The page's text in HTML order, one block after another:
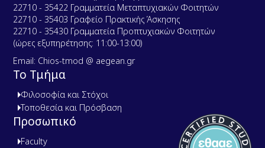
22710 - 35422 Γραμματεία Μεταπτυχιακών Φοιτητών
22710 - 35403 Γραφείο Πρακτικής Άσκησης
22710 - 35430 Γραμματεία Προπτυχιακών Φοιτητών
(ώρες εξυπηρέτησης: 11:00-13:00)
Email: Chios-tmod @ aegean.gr
Το Τμήμα
Φιλοσοφία και Στόχοι
Τοποθεσία και Πρόσβαση
Προσωπικό
Faculty